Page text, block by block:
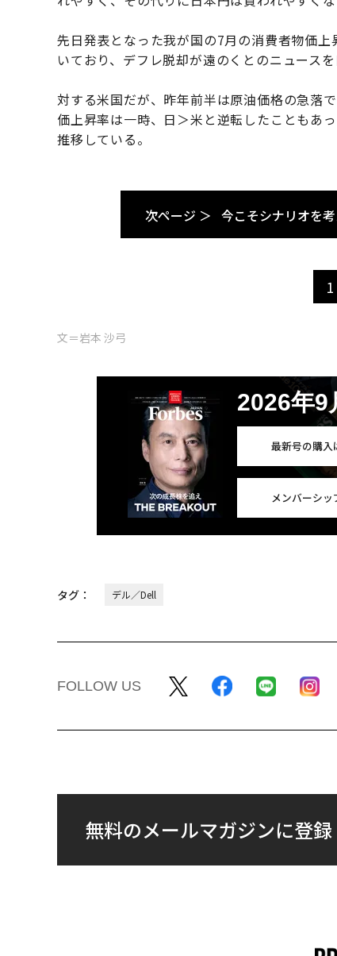
先日発表となった我が国の7月の消費者物価
いており、デフレ脱却が遠のくとのニュース
対する米国だが、昨年前半は原油価格の急落
価上昇率は一時、日＞米と逆転したこともあ
推移している。
次ページ ＞ 今こそシナリオを
1
文＝岩本 沙弓
2026年9
最新号の購入
メンバーシッ
タグ： デル／Dell
FOLLOW US
無料のメールマガジンに登録